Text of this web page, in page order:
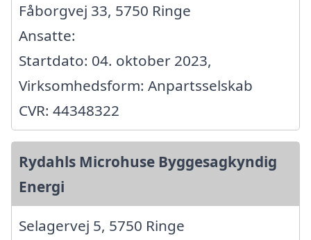
Fåborgvej 33, 5750 Ringe
Ansatte:
Startdato: 04. oktober 2023,
Virksomhedsform: Anpartsselskab
CVR: 44348322
Rydahls Microhuse Byggesagkyndig
Energi
Selagervej 5, 5750 Ringe